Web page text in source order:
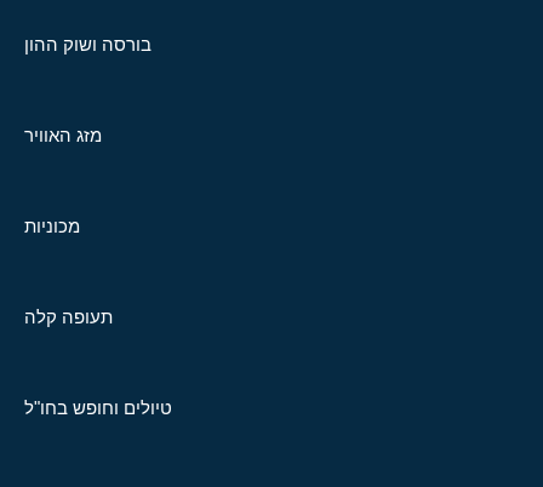
בורסה ושוק ההון
מזג האוויר
מכוניות
תעופה קלה
טיולים וחופש בחו"ל